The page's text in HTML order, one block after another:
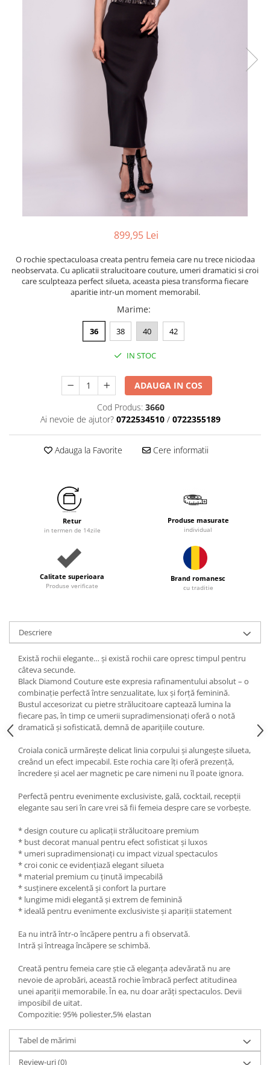
899,95 Lei
O rochie spectaculoasa creata pentru femeia care nu trece niciodaa
neobservata. Cu aplicatii stralucitoare couture, umeri dramatici si croi
care sculpteaza perfect silueta, aceasta piesa transforma fiecare
aparitie intr-un moment memorabil.
Marime:
36 38 40 42
IN STOC
ADAUGA IN COS
Cod Produs: 3660
Ai nevoie de ajutor? 0722534510 / 0722355189
Adauga la Favorite Cere informatii
Retur
in termen de 14zile
Produse masurate
individual
Calitate superioara
Produse verificate
Brand romanesc
cu traditie
Descriere
Există rochii elegante… și există rochii care opresc timpul pentru
câteva secunde.
Black Diamond Couture este expresia rafinamentului absolut – o
combinație perfectă între senzualitate, lux și forță feminină.
Bustul accesorizat cu pietre strălucitoare captează lumina la
fiecare pas, în timp ce umerii supradimensionați oferă o notă
dramatică și sofisticată, demnă de aparițiile couture.
Croiala conică urmărește delicat linia corpului și alungește silueta,
creând un efect impecabil. Este rochia care îți oferă prezență,
încredere și acel aer magnetic pe care nimeni nu îl poate ignora.
Perfectă pentru evenimente exclusiviste, gală, cocktail, recepții
elegante sau seri în care vrei să fii femeia despre care se vorbește.
* design couture cu aplicații strălucitoare premium
* bust decorat manual pentru efect sofisticat și luxos
* umeri supradimensionați cu impact vizual spectaculos
* croi conic ce evidențiază elegant silueta
* material premium cu ținută impecabilă
* susținere excelentă și confort la purtare
* lungime midi elegantă și extrem de feminină
* ideală pentru evenimente exclusiviste și apariții statement
Ea nu intră într-o încăpere pentru a fi observată.
Intră și întreaga încăpere se schimbă.
Creată pentru femeia care știe că eleganța adevărată nu are
nevoie de aprobări, această rochie îmbracă perfect atitudinea
unei apariții memorabile. În ea, nu doar arăți spectaculos. Devii
imposibil de uitat.
Compozitie: 95% poliester,5% elastan
Tabel de mărimi
Review-uri(0)